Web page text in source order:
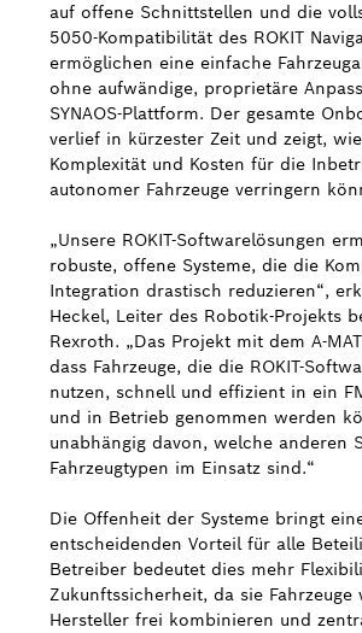
auf offene Schnittstellen und die
5050-Kompatibilität des ROKIT
ermöglichen eine einfache
ohne aufwändige, proprietäre
SYNAOS-Plattform. Der gesamte
verlief in kürzester Zeit und zeigt,
Komplexität und Kosten für die
autonomer Fahrzeuge verringern
„Unsere ROKIT-Softwarelösungen
robuste, offene Systeme, die die
Integration drastisch reduzieren“,
Heckel, Leiter des Robotik-Projekts
Rexroth. „Das Projekt mit dem A-
dass Fahrzeuge, die die ROKIT-
nutzen, schnell und effizient in ein
und in Betrieb genommen werden
unabhängig davon, welche anderen
Fahrzeugtypen im Einsatz sind.“
Die Offenheit der Systeme bringt
entscheidenden Vorteil für alle
Betreiber bedeutet dies mehr
Zukunftssicherheit, da sie Fahrzeuge
Hersteller frei kombinieren und